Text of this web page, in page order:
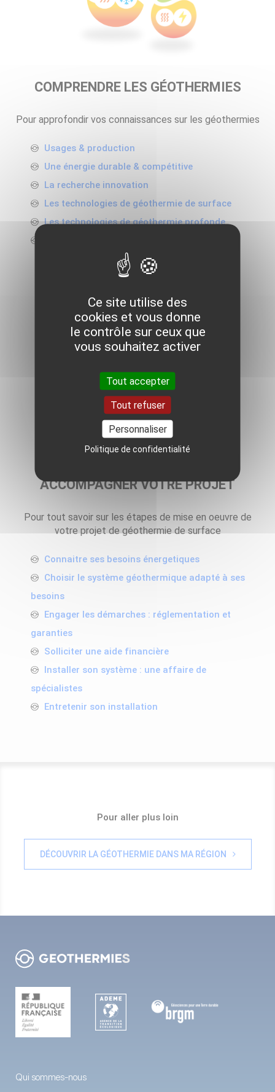
COMPRENDRE LES GÉOTHERMIES
Pour approfondir vos connaissances sur les géothermies
Usages & production
Une énergie durable & compétitive
La recherche innovation
Les technologies de géothermie de surface
Les technologies de géothermie profonde
ACCOMPAGNER VOTRE PROJET
Pour tout savoir sur les étapes de mise en oeuvre de
votre projet de géothermie de surface
Connaitre ses besoins énergetiques
Choisir le système géothermique adapté à ses
besoins
Engager les démarches : réglementation et
garanties
Solliciter une aide financière
Installer son système : une affaire de
spécialistes
Entretenir son installation
Pour aller plus loin
DÉCOUVRIR LA GÉOTHERMIE DANS MA RÉGION
Qui sommes-nous
Ce site utilise des
cookies et vous donne
le contrôle sur ceux que
vous souhaitez activer
Tout accepter
Tout refuser
Personnaliser
Politique de confidentialité